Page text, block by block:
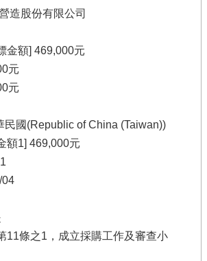
造股份有限公司
金額] 469,000元
元
元
民國(Republic of China (Taiwan))
額1] 469,000元
04
11條之1，成立採購工作及審查小